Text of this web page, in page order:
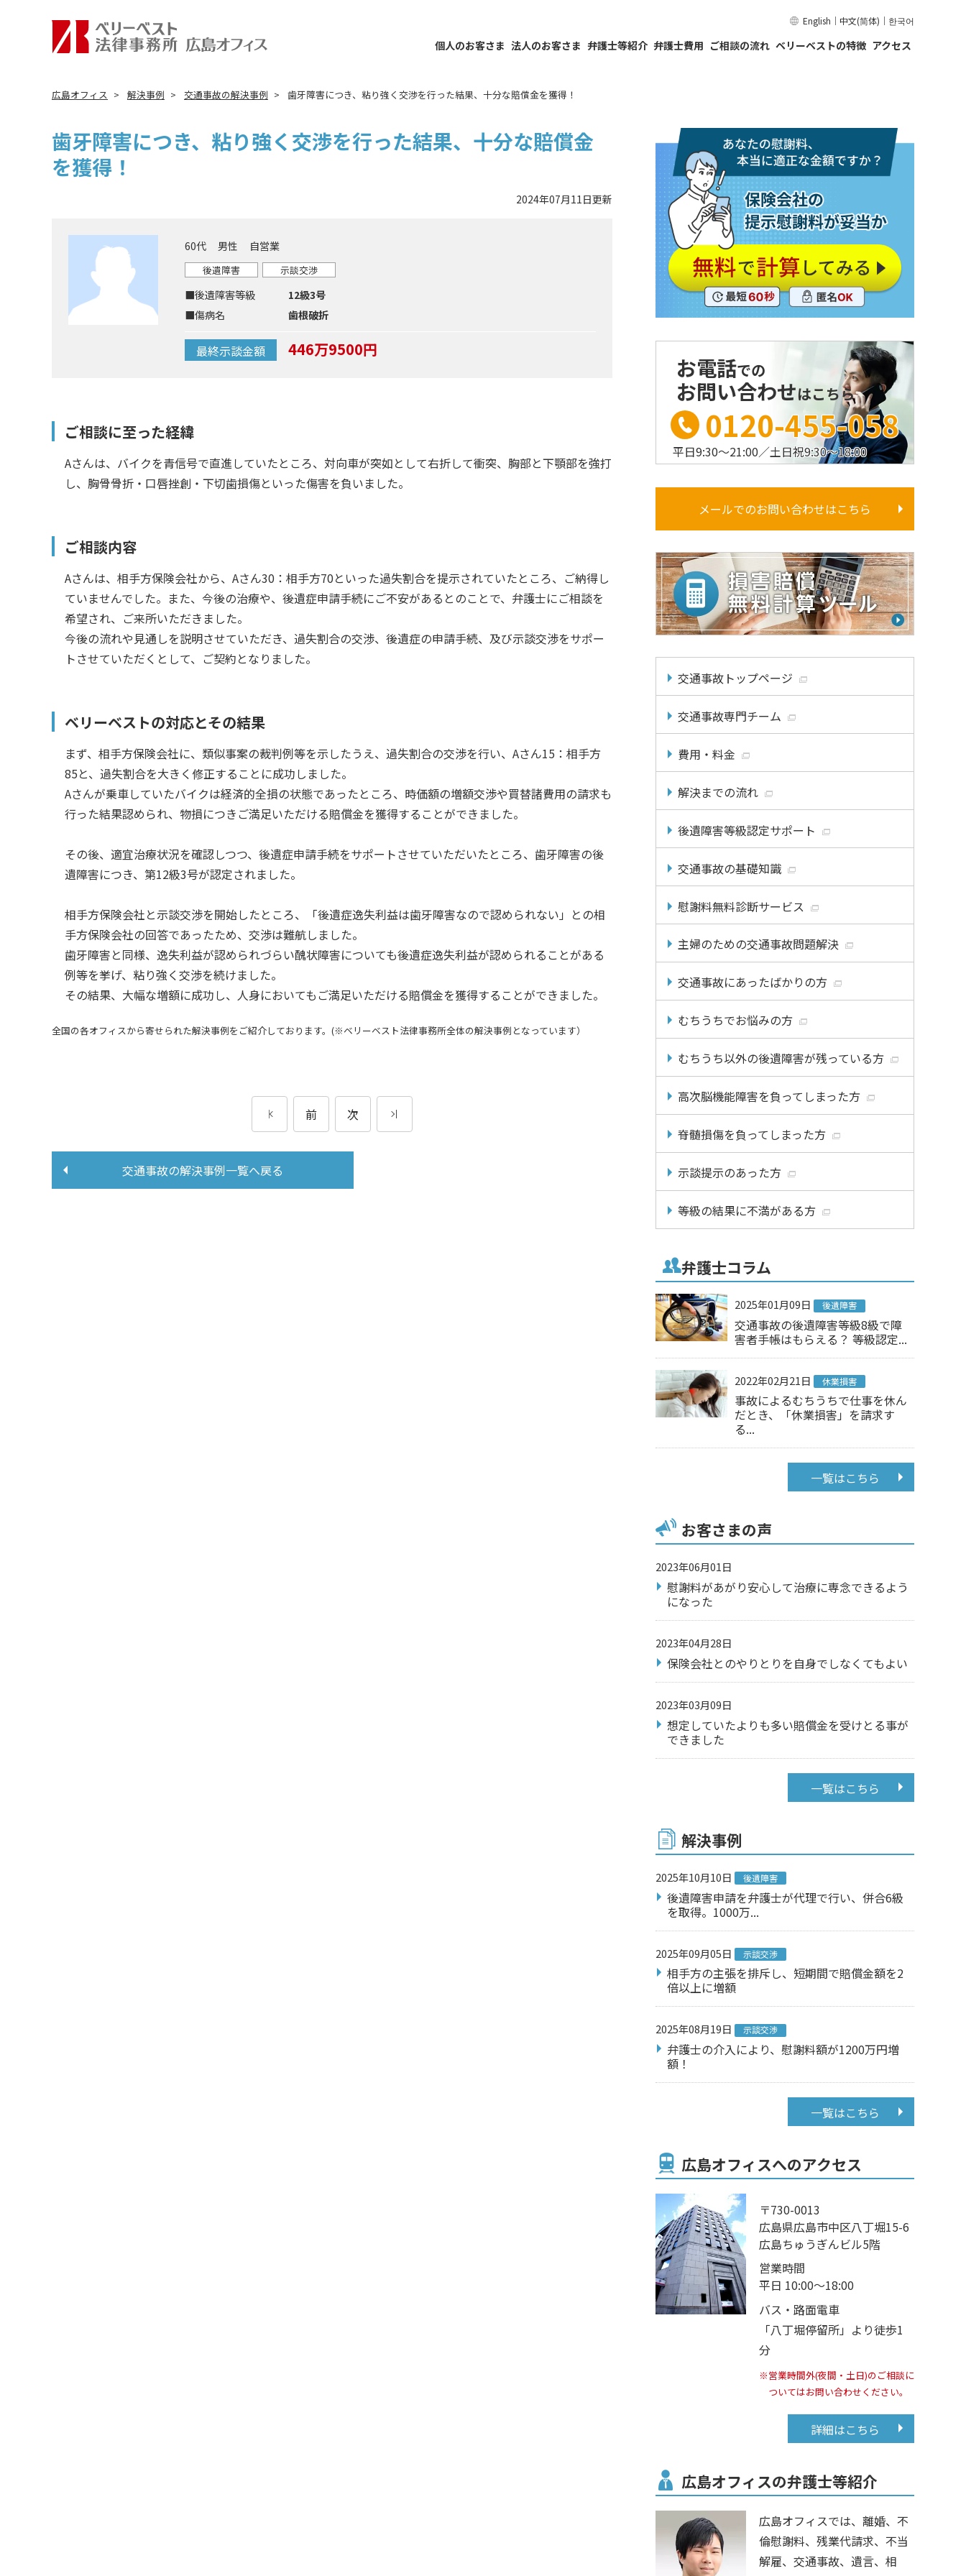
English ｜ 中文(简体) ｜ 한국어
個人のお客さま 法人のお客さま 弁護士等紹介 弁護士費用 ご相談の流れ ベリーベストの特徴 アクセス
広島オフィス 解決事例 交通事故の解決事例 歯牙障害につき、粘り強く交渉を行った結果、十分な賠償金を獲得！
歯牙障害につき、粘り強く交渉を行った結果、十分な賠償金
を獲得！
2024年07月11日更新
60代 男性 自営業
後遺障害 示談交渉
■後遺障害等級
12級3号
■傷病名
歯根破折
最終示談金額 446万9500円
ご相談に至った経緯
Aさんは、バイクを青信号で直進していたところ、対向車が突如として右折して衝突、胸部と下顎部を強打
し、胸骨骨折・口唇挫創・下切歯損傷といった傷害を負いました。
ご相談内容
Aさんは、相手方保険会社から、Aさん30：相手方70といった過失割合を提示されていたところ、ご納得し
ていませんでした。また、今後の治療や、後遺症申請手続にご不安があるとのことで、弁護士にご相談を
希望され、ご来所いただきました。
今後の流れや見通しを説明させていただき、過失割合の交渉、後遺症の申請手続、及び示談交渉をサポー
トさせていただくとして、ご契約となりました。
ベリーベストの対応とその結果
まず、相手方保険会社に、類似事案の裁判例等を示したうえ、過失割合の交渉を行い、Aさん15：相手方
85と、過失割合を大きく修正することに成功しました。
Aさんが乗車していたバイクは経済的全損の状態であったところ、時価額の増額交渉や買替諸費用の請求も
行った結果認められ、物損につきご満足いただける賠償金を獲得することができました。
その後、適宜治療状況を確認しつつ、後遺症申請手続をサポートさせていただいたところ、歯牙障害の後
遺障害につき、第12級3号が認定されました。
相手方保険会社と示談交渉を開始したところ、「後遺症逸失利益は歯牙障害なので認められない」との相
手方保険会社の回答であったため、交渉は難航しました。
歯牙障害と同様、逸失利益が認められづらい醜状障害についても後遺症逸失利益が認められることがある
例等を挙げ、粘り強く交渉を続けました。
その結果、大幅な増額に成功し、人身においてもご満足いただける賠償金を獲得することができました。
全国の各オフィスから寄せられた解決事例をご紹介しております。(※ベリーベスト法律事務所全体の解決事例となっています）
前 次
交通事故の解決事例一覧へ戻る
お電話での
お問い合わせはこちら
0120-455-058
平日9:30〜21:00／土日祝9:30〜18:00
メールでのお問い合わせはこちら
交通事故トップページ
交通事故専門チーム
費用・料金
解決までの流れ
後遺障害等級認定サポート
交通事故の基礎知識
慰謝料無料診断サービス
主婦のための交通事故問題解決
交通事故にあったばかりの方
むちうちでお悩みの方
むちうち以外の後遺障害が残っている方
高次脳機能障害を負ってしまった方
脊髄損傷を負ってしまった方
示談提示のあった方
等級の結果に不満がある方
弁護士コラム
2025年01月09日 後遺障害
交通事故の後遺障害等級8級で障
害者手帳はもらえる？ 等級認定...
2022年02月21日 休業損害
事故によるむちうちで仕事を休ん
だとき、「休業損害」を請求す
る...
一覧はこちら
お客さまの声
2023年06月01日
慰謝料があがり安心して治療に専念できるよう
になった
2023年04月28日
保険会社とのやりとりを自身でしなくてもよい
2023年03月09日
想定していたよりも多い賠償金を受けとる事が
できました
一覧はこちら
解決事例
2025年10月10日 後遺障害
後遺障害申請を弁護士が代理で行い、併合6級
を取得。1000万...
2025年09月05日 示談交渉
相手方の主張を排斥し、短期間で賠償金額を2
倍以上に増額
2025年08月19日 示談交渉
弁護士の介入により、慰謝料額が1200万円増
額！
一覧はこちら
広島オフィスへのアクセス
〒730-0013
広島県広島市中区八丁堀15-6
広島ちゅうぎんビル5階
営業時間
平日 10:00～18:00
バス・路面電車
「八丁堀停留所」より徒歩1
分
※営業時間外(夜間・土日)のご相談に
ついてはお問い合わせください。
詳細はこちら
広島オフィスの弁護士等紹介
広島オフィスでは、離婚、不
倫慰謝料、残業代請求、不当
解雇、交通事故、遺言、相